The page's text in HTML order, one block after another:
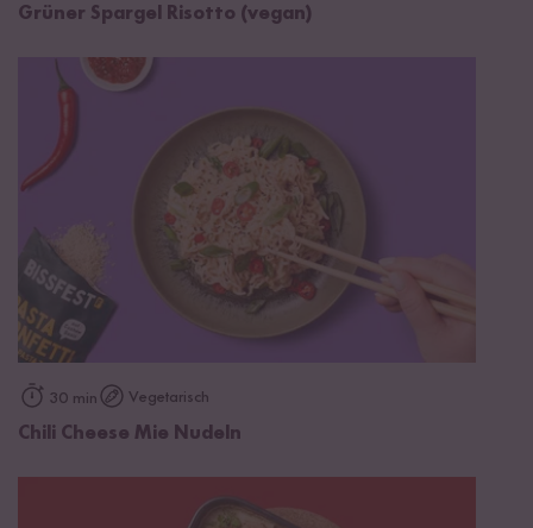
Grüner Spargel Risotto (vegan)
30 min Vegetarisch
Chili Cheese Mie Nudeln